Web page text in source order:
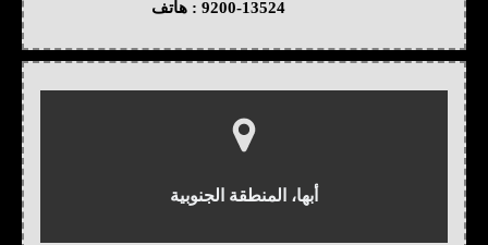
هاتف : 9200-13524
أبها، المنطقة الجنوبية